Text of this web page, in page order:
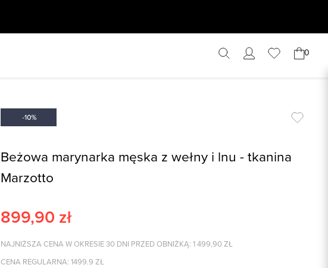
0
Beżowa marynarka męska z wełny i lnu - tkanina
Marzotto
899,90 zł
NAJNIŻSZA CENA W OKRESIE 30 DNI PRZED OBNIŻKĄ: 1 499,90 ZŁ
CENA REGULARNA: 1499.9 ZŁ